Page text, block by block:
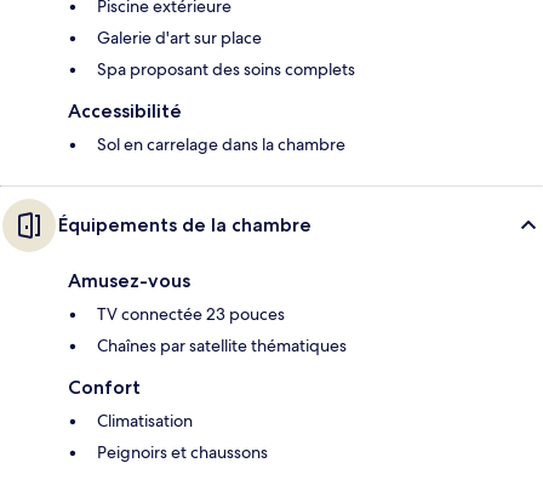
Piscine extérieure
Galerie d'art sur place
Spa proposant des soins complets
Accessibilité
Sol en carrelage dans la chambre
Équipements de la chambre
Amusez-vous
TV connectée 23 pouces
Chaînes par satellite thématiques
Confort
Climatisation
Peignoirs et chaussons